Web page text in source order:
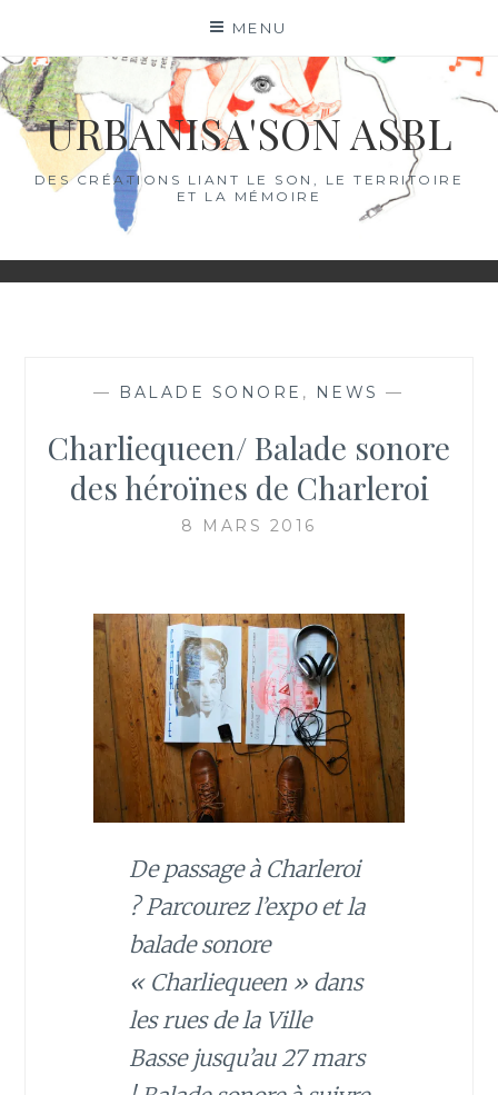
content
MENU
URBANISA'SON ASBL
DES CRÉATIONS LIANT LE SON, LE TERRITOIRE
ET LA MÉMOIRE
— BALADE SONORE , NEWS —
Charliequeen/ Balade sonore
des héroïnes de Charleroi
8 MARS 2016
De passage à Charleroi
? Parcourez l’expo et la
balade sonore
« Charliequeen » dans
les rues de la Ville
Basse jusqu’au 27 mars